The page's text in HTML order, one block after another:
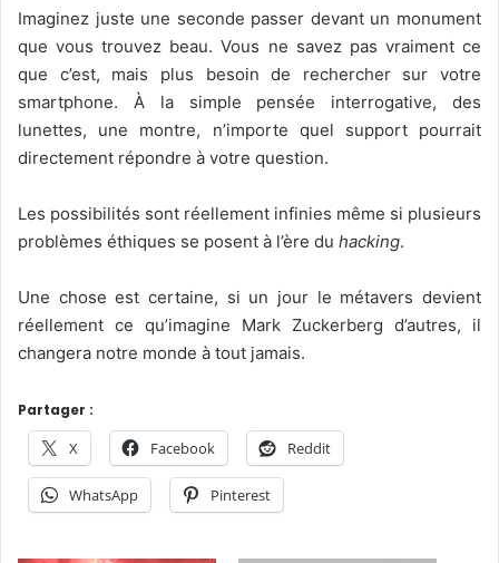
Imaginez juste une seconde passer devant un monument
que vous trouvez beau. Vous ne savez pas vraiment ce
que c’est, mais plus besoin de rechercher sur votre
smartphone. À la simple pensée interrogative, des
lunettes, une montre, n’importe quel support pourrait
directement répondre à votre question.
Les possibilités sont réellement infinies même si plusieurs
problèmes éthiques se posent à l’ère du hacking.
Une chose est certaine, si un jour le métavers devient
réellement ce qu’imagine Mark Zuckerberg d’autres, il
changera notre monde à tout jamais.
Partager :
X Facebook Reddit
WhatsApp Pinterest